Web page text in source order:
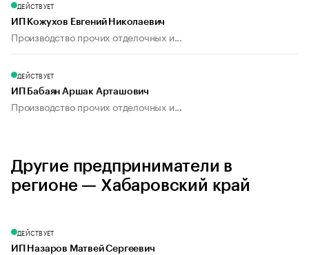
ДЕЙСТВУЕТ
ИП Кожухов Евгений Николаевич
Производство прочих отделочных и...
ДЕЙСТВУЕТ
ИП Бабаян Аршак Арташович
Производство прочих отделочных и...
Другие предприниматели в
регионе — Хабаровский край
ДЕЙСТВУЕТ
ИП Назаров Матвей Сергеевич